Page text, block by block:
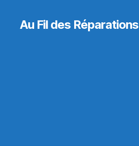
Au Fil des Réparations